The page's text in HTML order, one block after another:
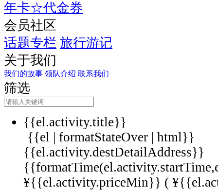
年卡☆代金券
会员社区
话题专栏 旅行游记
关于我们
我们的故事 领队介绍 联系我们
筛选
{{el.activity.title}}
{{el | formatStateOver | html}}
{{el.activity.destDetailAddress}}
¥{{el.activity.priceMin}} (